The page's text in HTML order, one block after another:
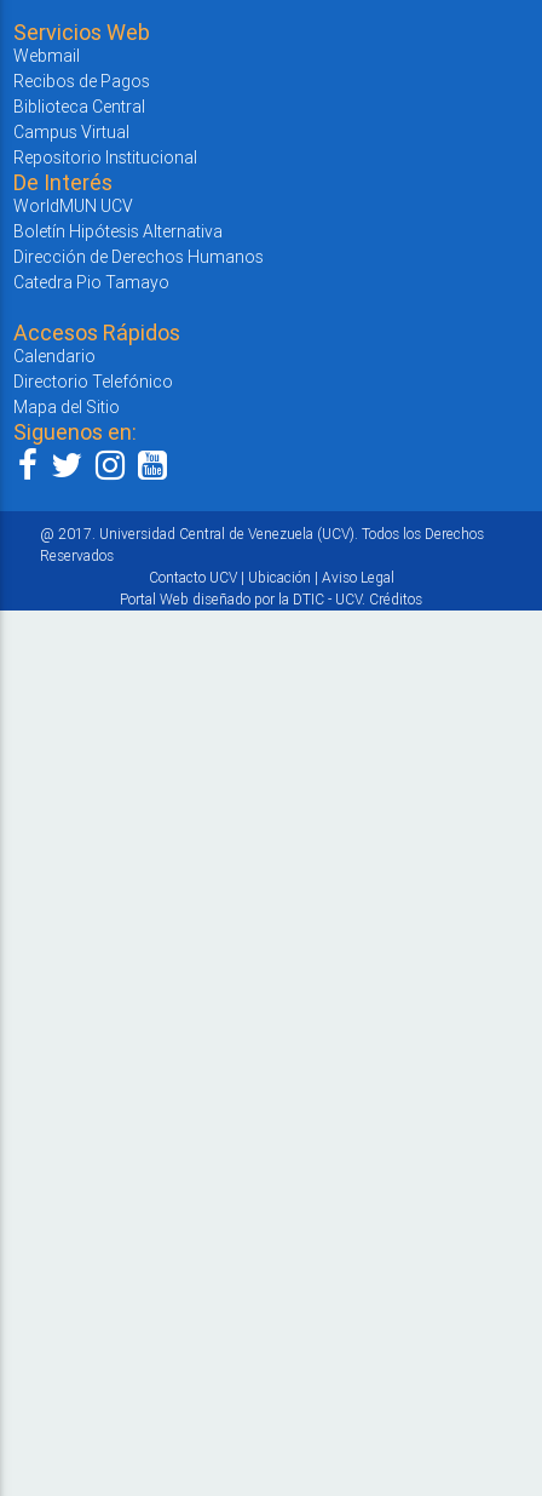
Servicios Web
Webmail
Recibos de Pagos
Biblioteca Central
Campus Virtual
Repositorio Institucional
De Interés
WorldMUN UCV
Boletín Hipótesis Alternativa
Dirección de Derechos Humanos
Catedra Pio Tamayo
Accesos Rápidos
Calendario
Directorio Telefónico
Mapa del Sitio
Siguenos en:
@ 2017. Universidad Central de Venezuela (UCV). Todos los Derechos
Reservados
Contacto UCV| Ubicación | Aviso Legal
Portal Web diseñado por la DTIC - UCV. Créditos